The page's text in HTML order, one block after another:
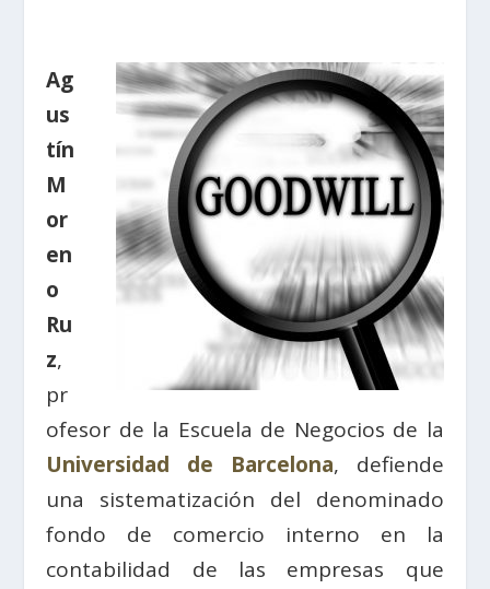
Ag
us
tín
M
or
en
o
Ru
z,
pr
ofesor de la Escuela de Negocios de la
Universidad de Barcelona, defiende
una sistematización del denominado
fondo de comercio interno en la
contabilidad de las empresas que